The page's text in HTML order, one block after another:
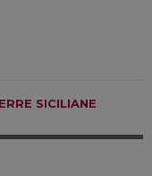
SICILIANE